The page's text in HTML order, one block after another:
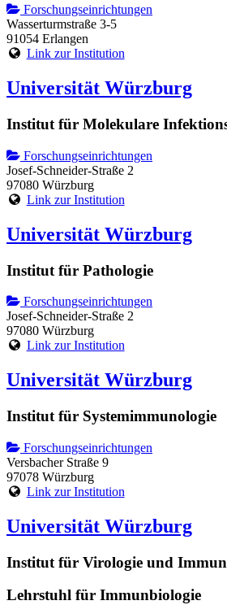
Forschungseinrichtungen
Wasserturmstraße 3-5
91054 Erlangen
Link zur Institution
Universität Würzburg
Institut für Molekulare
Forschungseinrichtungen
Josef-Schneider-Straße 2
97080 Würzburg
Link zur Institution
Universität Würzburg
Institut für Pathologie
Forschungseinrichtungen
Josef-Schneider-Straße 2
97080 Würzburg
Link zur Institution
Universität Würzburg
Institut für Systemimmunologie
Forschungseinrichtungen
Versbacher Straße 9
97078 Würzburg
Link zur Institution
Universität Würzburg
Institut für Virologie und
Lehrstuhl für Immunbiologie